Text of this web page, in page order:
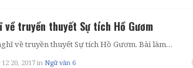
về truyền thuyết Sự tích Hồ Gươm
về truyền thuyết Sự tích Hồ Gươm. Bài làm…
20, 2017 in Ngữ văn 6